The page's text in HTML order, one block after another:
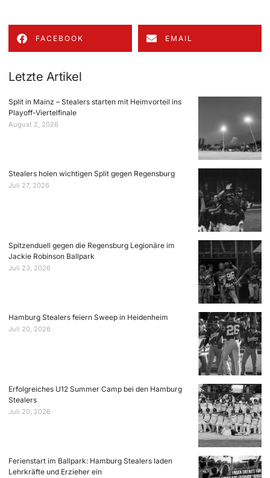
FACEBOOK EMAIL
Letzte Artikel
Split in Mainz – Stealers starten mit Heimvorteil ins
Playoff-Viertelfinale
August 2, 2026
Stealers holen wichtigen Split gegen Regensburg
Juli 27, 2026
Spitzenduell gegen die Regensburg Legionäre im
Jackie Robinson Ballpark
Juli 23, 2026
Hamburg Stealers feiern Sweep in Heidenheim
Juli 20, 2026
Erfolgreiches U12 Summer Camp bei den Hamburg
Stealers
Juli 20, 2026
Ferienstart im Ballpark: Hamburg Stealers laden
Lehrkräfte und Erzieher ein